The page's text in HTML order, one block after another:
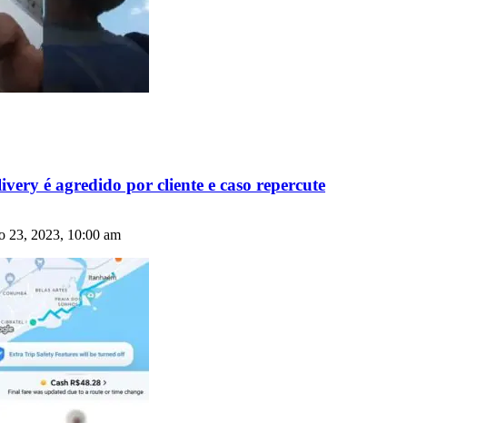
é agredido por cliente e caso repercute
23, 2023, 10:00 am